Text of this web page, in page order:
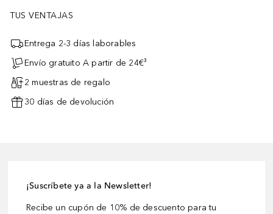
TUS VENTAJAS
Entrega 2-3 días laborables
Envío gratuito A partir de 24€³
2 muestras de regalo
30 días de devolución
¡Suscríbete ya a la Newsletter!
Recibe un cupón de 10% de descuento para tu